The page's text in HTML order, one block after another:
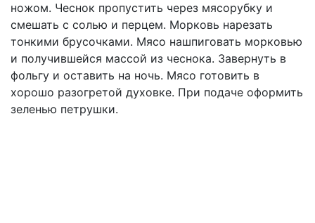
ножом. Чеснок пропустить через мясорубку и
смешать с солью и перцем. Морковь нарезать
тонкими брусочками. Мясо нашпиговать морковью
и получившейся массой из чеснока. Завернуть в
фольгу и оставить на ночь. Мясо готовить в
хорошо разогретой духовке. При подаче оформить
зеленью петрушки.